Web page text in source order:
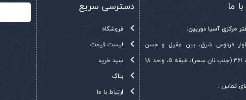
ما
مرکزی آسیا دوربین:
بلوار فردوس شرق، بین عقیل و حسن
تماس :
دسترسی سریع
فروشگاه
لیست قیمت
سبد خرید
بلاگ
ارتباط با ما